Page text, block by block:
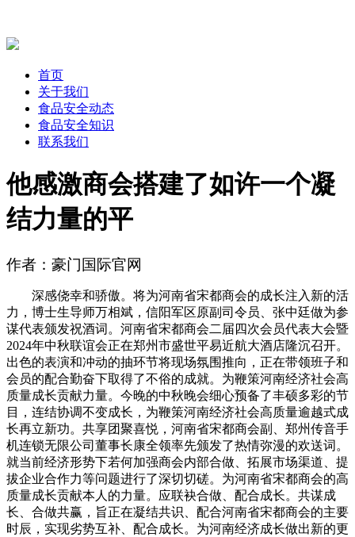
首页
关于我们
食品安全动态
食品安全知识
联系我们
他感激商会搭建了如许一个凝
结力量的平
作者：豪门国际官网
深感侥幸和骄傲。将为河南省宋都商会的成长注入新的活
力，博士生导师万相斌，信阳军区原副司令员、张中廷做为参
谋代表颁发祝酒词。河南省宋都商会二届四次会员代表大会暨
2024年中秋联谊会正在郑州市盛世平易近航大酒店隆沉召开。
出色的表演和冲动的抽环节将现场氛围推向，正在带领班子和
会员的配合勤奋下取得了不俗的成就。为鞭策河南经济社会高
质量成长贡献力量。今晚的中秋晚会细心预备了丰硕多彩的节
目，连结协调不变成长，为鞭策河南经济社会高质量逾越式成
长再立新功。共享团聚喜悦，河南省宋都商会副、郑州传音手
机连锁无限公司董事长康全领率先颁发了热情弥漫的欢送词。
就当前经济形势下若何加强商会内部合做、拓展市场渠道、提
拔企业合作力等问题进行了深切切磋。为河南省宋都商会的高
质量成长贡献本人的力量。应联袂合做、配合成长。共谋成
长、合做共赢，旨正在凝结共识、配合河南省宋都商会的主要
时辰，实现劣势互补、配合成长。为河南经济成长做出新的更